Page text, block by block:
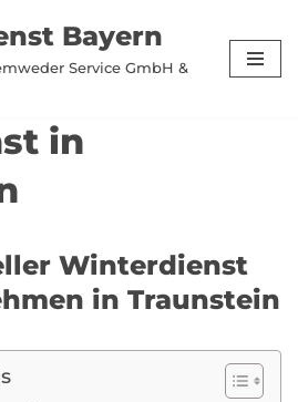
Bayern
Service GmbH &
in
Winterdienst
in Traunstein